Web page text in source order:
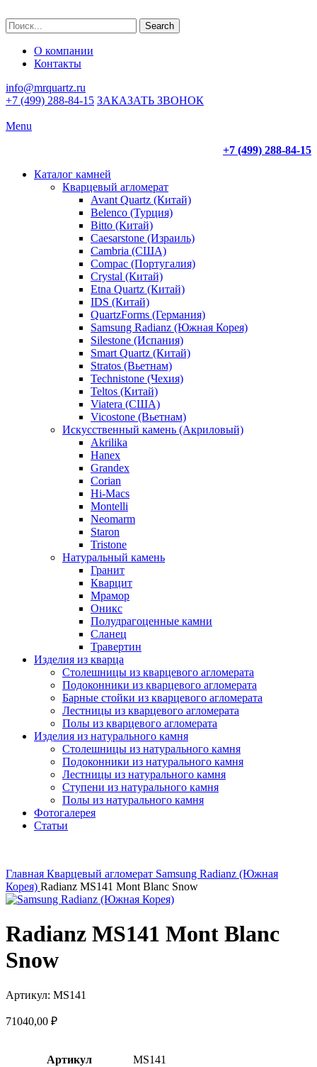
Search
О компании
Контакты
info@mrquartz.ru
+7 (499) 288-84-15 ЗАКАЗАТЬ ЗВОНОК
Menu
+7 (499) 288-84-15
Каталог камней
Кварцевый агломерат
Avant Quartz (Китай)
Belenco (Турция)
Bitto (Китай)
Caesarstone (Израиль)
Cambria (США)
Compac (Португалия)
Crystal (Китай)
Etna Quartz (Китай)
IDS (Китай)
QuartzForms (Германия)
Samsung Radianz (Южная Корея)
Silestone (Испания)
Smart Quartz (Китай)
Stratos (Вьетнам)
Technistone (Чехия)
Teltos (Китай)
Viatera (США)
Vicostone (Вьетнам)
Искусственный камень (Акриловый)
Akrilika
Hanex
Grandex
Corian
Hi-Macs
Montelli
Neomarm
Staron
Tristone
Натуральный камень
Гранит
Кварцит
Мрамор
Оникс
Полудрагоценные камни
Сланец
Травертин
Изделия из кварца
Столешницы из кварцевого агломерата
Подоконники из кварцевого агломерата
Барные стойки из кварцевого агломерата
Лестницы из кварцевого агломерата
Полы из кварцевого агломерата
Изделия из натурального камня
Столешницы из натурального камня
Подоконники из натурального камня
Лестницы из натурального камня
Ступени из натурального камня
Полы из натурального камня
Фотогалерея
Статьи
Главная Кварцевый агломерат Samsung Radianz (Южная
Корея) Radianz MS141 Mont Blanc Snow
Radianz MS141 Mont Blanc
Snow
Артикул: MS141
71040,00 ₽
Артикул MS141